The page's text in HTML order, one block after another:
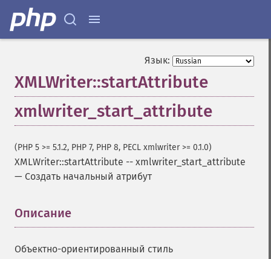
Язык:
XMLWriter::startAttribute
xmlwriter_start_attribute
(PHP 5 >= 5.1.2, PHP 7, PHP 8, PECL xmlwriter >= 0.1.0)
XMLWriter::startAttribute -- xmlwriter_start_attribute
— Создать начальный атрибут
Описание
Объектно-ориентированный стиль